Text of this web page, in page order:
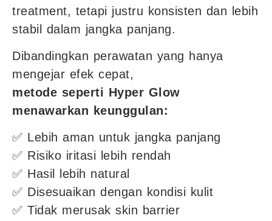
treatment, tetapi justru konsisten dan lebih
stabil dalam jangka panjang.
Dibandingkan perawatan yang hanya
mengejar efek cepat,
metode seperti Hyper Glow
menawarkan keunggulan:
✅ Lebih aman untuk jangka panjang
✅ Risiko iritasi lebih rendah
✅ Hasil lebih natural
✅ Disesuaikan dengan kondisi kulit
✅ Tidak merusak skin barrier